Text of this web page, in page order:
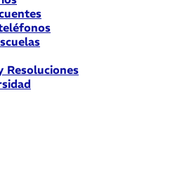
Resoluciones